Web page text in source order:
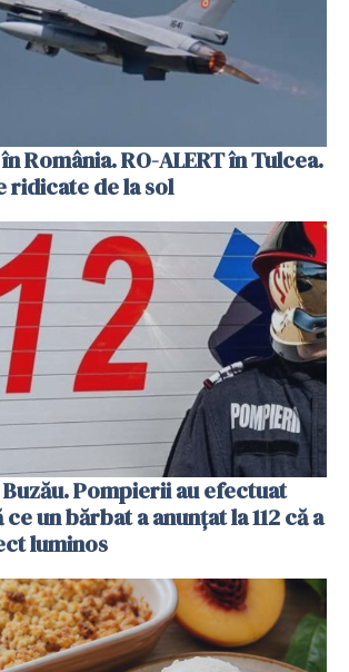
România. RO-ALERT în Tulcea.
ridicate de la sol
Pompierii au efectuat
un bărbat a anunțat la 112 că a
luminos